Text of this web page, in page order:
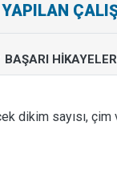
YAPILAN
BAŞARI
dikim sayısı,